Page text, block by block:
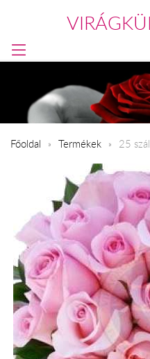
Főoldal Termékek 25